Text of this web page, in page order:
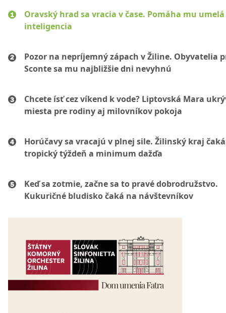
Oravský hrad sa vracia v čase. Pomáha mu umelá
inteligencia
Pozor na nepríjemný zápach v Žiline. Obyvatelia
Sconte sa mu najbližšie dni nevyhnú
Chcete ísť cez víkend k vode? Liptovská Mara
miesta pre rodiny aj milovníkov pokoja
Horúčavy sa vracajú v plnej sile. Žilinský kraj čaká
tropický týždeň a minimum dažďa
Keď sa zotmie, začne sa to pravé dobrodružstvo.
Kukuričné bludisko čaká na návštevníkov